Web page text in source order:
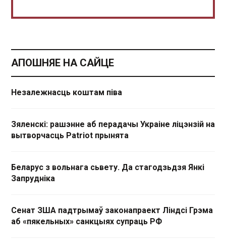
АПОШНЯЕ НА САЙЦЕ
Незалежнасць коштам піва
Зяленскі: рашэнне аб перадачы Украіне ліцэнзій на
вытворчасць Patriot прынята
Беларус з вольнага сьвету. Да стагодзьдзя Янкі
Запрудніка
Сенат ЗША падтрымаў законапраект Ліндсі Грэма
аб «пякельных» санкцыях супраць РФ